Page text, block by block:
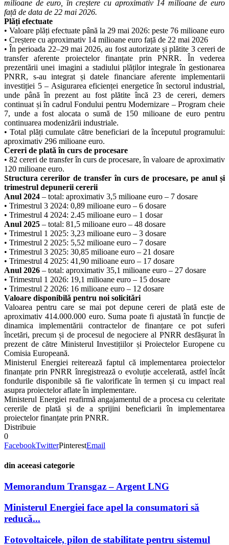
milioane de euro, în creștere cu aproximativ 14 milioane de euro
față de data de 22 mai 2026.
Plăți efectuate
• Valoare plăți efectuate până la 29 mai 2026: peste 76 milioane euro
• Creștere cu aproximativ 14 milioane euro față de 22 mai 2026
• În perioada 22–29 mai 2026, au fost autorizate și plătite 3 cereri de
transfer aferente proiectelor finanțate prin PNRR. În vederea
prezentării unei imagini a stadiului plăților integrale în gestionarea
PNRR, s-au integrat și datele financiare aferente implementarii
investiției 5 – Asigurarea eficienței energetice în sectorul industrial,
unde până în prezent au fost plătite încă 23 de cereri, demers
continuat și în cadrul Fondului pentru Modernizare – Program cheie
7, unde a fost alocata o sumă de 150 milioane de euro pentru
continuarea modenizării industriale.
• Total plăți cumulate către beneficiari de la începutul programului:
aproximativ 296 milioane euro.
Cereri de plată în curs de procesare
• 82 cereri de transfer în curs de procesare, în valoare de aproximativ
120 milioane euro.
Structura cererilor de transfer în curs de procesare, pe anul și
trimestrul depunerii cererii
Anul 2024 – total: aproximativ 3,5 milioane euro – 7 dosare
• Trimestrul 3 2024: 0,89 milioane euro – 6 dosare
• Trimestrul 4 2024: 2.45 milioane euro – 1 dosar
Anul 2025 – total: 81,5 milioane euro – 48 dosare
• Trimestrul 1 2025: 3,23 milioane euro – 3 dosare
• Trimestrul 2 2025: 5,52 milioane euro – 7 dosare
• Trimestrul 3 2025: 30,85 milioane euro – 21 dosare
• Trimestrul 4 2025: 41,90 milioane euro – 17 dosare
Anul 2026 – total: aproximativ 35,1 milioane euro – 27 dosare
• Trimestrul 1 2026: 19,1 milioane euro – 15 dosare
• Trimestrul 2 2026: 16 milioane euro – 12 dosare
Valoare disponibilă pentru noi solicitări
Valoarea pentru care se mai pot depune cereri de plată este de
aproximativ 414.000.000 euro. Suma poate fi ajustată în funcție de
dinamica implementării contractelor de finanțare ce pot suferi
încetări, precum și de procesul de negociere al PNRR desfășurat în
prezent de către Ministerul Investițiilor și Proiectelor Europene cu
Comisia Europeană.
Ministerul Energiei reiterează faptul că implementarea proiectelor
finanțate prin PNRR înregistrează o evoluție accelerată, astfel încât
fondurile disponibile să fie valorificate în termen și cu impact real
asupra proiectelor aflate în implementare.
Ministerul Energiei reafirmă angajamentul de a procesa cu celeritate
cererile de plată și de a sprijini beneficiarii în implementarea
proiectelor finanțate prin PNRR.
Distribuie
0
FacebookTwitterPinterestEmail
din aceeasi categorie
Memorandum Transgaz – Argent LNG
Ministerul Energiei face apel la consumatori să
reducă...
Fotovoltaicele, pilon de stabilitate pentru sistemul